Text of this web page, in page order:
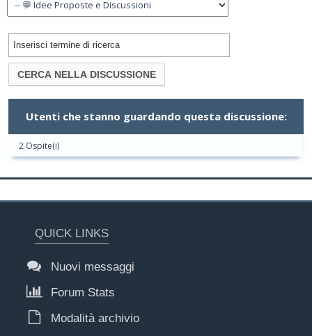
Utenti che stanno guardando questa discussione:
2 Ospite(i)
QUICK LINKS
Nuovi messaggi
Forum Stats
Modalità archivio